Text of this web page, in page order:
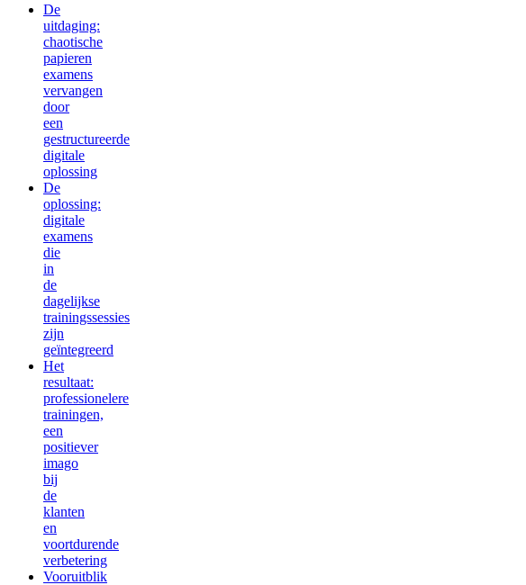
De
uitdaging:
chaotische
papieren
examens
vervangen
door
een
gestructureerde
digitale
oplossing
De
oplossing:
digitale
examens
die
in
de
dagelijkse
trainingssessies
zijn
geïntegreerd
Het
resultaat:
professionelere
trainingen,
een
positiever
imago
bij
de
klanten
en
voortdurende
verbetering
Vooruitblik